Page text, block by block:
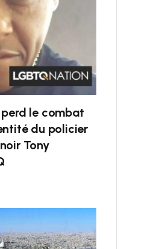
le combat
du policier
Tony